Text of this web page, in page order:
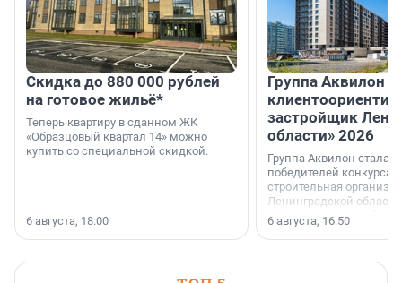
Скидка до 880 000 рублей
на готовое жильё*
Теперь квартиру в сданном ЖК
«Образцовый квартал 14» можно
купить со специальной скидкой.
6 августа, 18:00
Группа Аквилон
застройщик
области» 2026
Группа Аквилон стала
победителей конкурса
строительная
Ленинградской области
номинации «Самый
застройщик
области».
6 августа, 16:50